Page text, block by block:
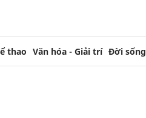
thao Văn hóa - Giải trí Đời sống